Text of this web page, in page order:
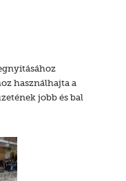
használhajta a
jobb és bal